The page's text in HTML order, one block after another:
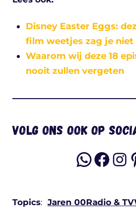
Disney Easter Eggs:
film weetjes zag je niet
Waarom wij deze 18
nooit zullen vergeten
Volg ons ook op
Topics: Jaren 00Radio & TV